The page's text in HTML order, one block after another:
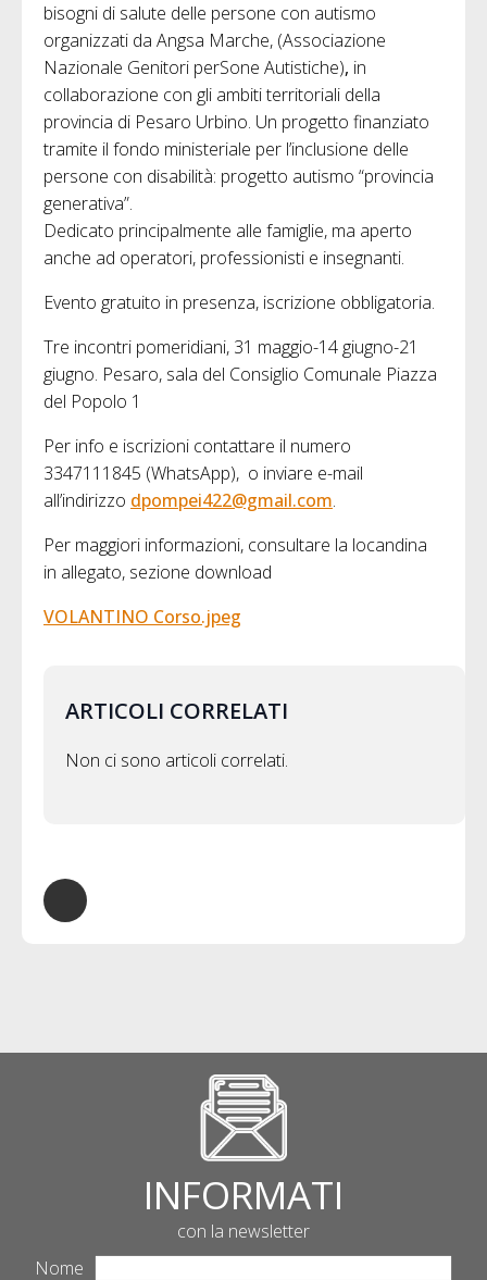
bisogni di salute delle persone con autismo
organizzati da Angsa Marche, (Associazione
Nazionale Genitori perSone Autistiche), in
collaborazione con gli ambiti territoriali della
provincia di Pesaro Urbino. Un progetto finanziato
tramite il fondo ministeriale per l’inclusione delle
persone con disabilità: progetto autismo “provincia
generativa”.
Dedicato principalmente alle famiglie, ma aperto
anche ad operatori, professionisti e insegnanti.
Evento gratuito in presenza, iscrizione obbligatoria.
Tre incontri pomeridiani, 31 maggio-14 giugno-21
giugno. Pesaro, sala del Consiglio Comunale Piazza
del Popolo 1
Per info e iscrizioni contattare il numero
3347111845 (WhatsApp), o inviare e-mail
all’indirizzo dpompei422@gmail.com.
Per maggiori informazioni, consultare la locandina
in allegato, sezione download
VOLANTINO Corso.jpeg
ARTICOLI CORRELATI
Non ci sono articoli correlati.
INFORMATI
con la newsletter
Nome